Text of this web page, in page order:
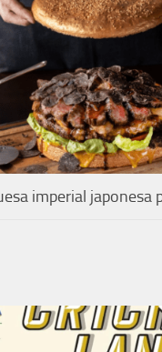
imperial japonesa